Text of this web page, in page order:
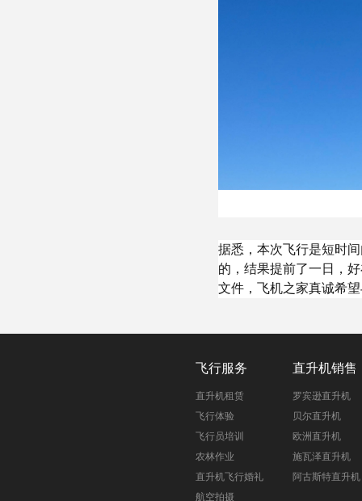
据悉，本次飞行是短时
的，结果提前了一日，
文件，飞机之家真诚希
飞行服务
直升机租赁
飞行体验
飞行员培训
农林作业
直升机飞行婚礼
航空拍摄
直升机销售
罗宾逊直升机
贝尔直升机
欧洲直升机
施瓦泽直升机
阿古斯特直升机